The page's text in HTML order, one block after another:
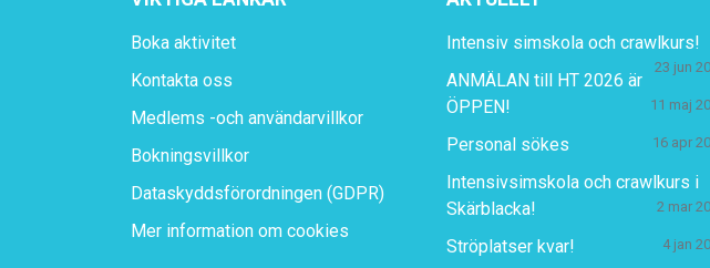
Boka aktivitet
Kontakta oss
Medlems -och användarvillkor
Bokningsvillkor
Dataskyddsförordningen (GDPR)
Mer information om cookies
Intensiv simskola och crawlkurs!
23 jun
ANMÄLAN till HT 2026 är
ÖPPEN!
11 maj
Personal sökes 16 apr
Intensivsimskola och crawlkurs i
Skärblacka!
2 mar
Ströplatser kvar! 4 jan